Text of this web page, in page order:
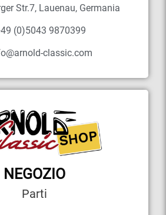
Str.7, Lauenau, Germania
(0)5043 9870399
classic.com
NEGOZIO
Parti